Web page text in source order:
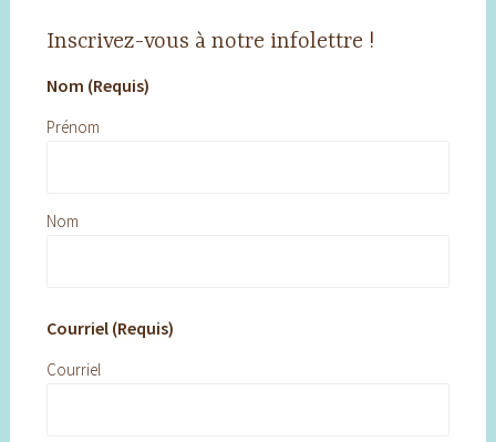
Inscrivez-vous à notre infolettre !
Nom (Requis)
Prénom
Nom
Courriel (Requis)
Courriel